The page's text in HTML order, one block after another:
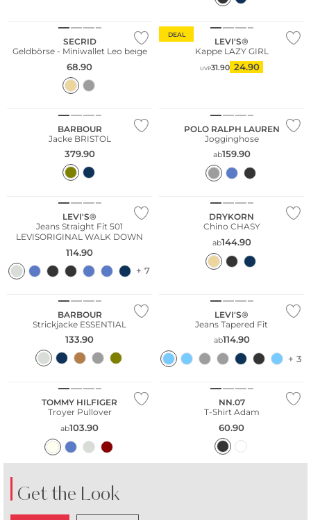
SECRID
Geldbörse - Miniwallet Leo beige
68.90
DEAL
LEVI'S®
Kappe LAZY GIRL
UVP31.90 24.90
BARBOUR
Jacke BRISTOL
379.90
POLO RALPH LAUREN
Jogginghose
ab159.90
LEVI'S®
Jeans Straight Fit 501
LEVISORIGINAL WALK DOWN
114.90
+ 7
DRYKORN
Chino CHASY
ab144.90
BARBOUR
Strickjacke ESSENTIAL
133.90
LEVI'S®
Jeans Tapered Fit
ab114.90
+ 3
TOMMY HILFIGER
Troyer Pullover
ab103.90
Fashion Tipp
NN.07
T-Shirt Adam
60.90
Get the Look